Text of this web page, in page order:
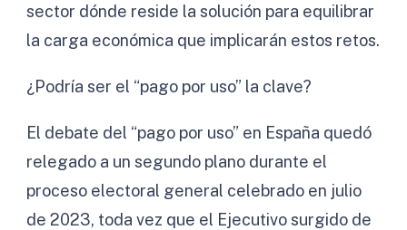
sector dónde reside la solución para equilibrar
la carga económica que implicarán estos retos.
¿Podría ser el “pago por uso” la clave?
El debate del “pago por uso” en España quedó
relegado a un segundo plano durante el
proceso electoral general celebrado en julio
de 2023, toda vez que el Ejecutivo surgido de